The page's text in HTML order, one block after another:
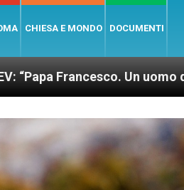
CHIESA E MONDO DOCUMENTI
Un uomo di parola”,